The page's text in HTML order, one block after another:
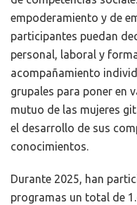
empoderamiento y de
participantes puedan
personal, laboral y
acompañamiento
grupales para poner en
mutuo de las mujeres
el desarrollo de sus
conocimientos.
Durante 2025, han
programas un total de